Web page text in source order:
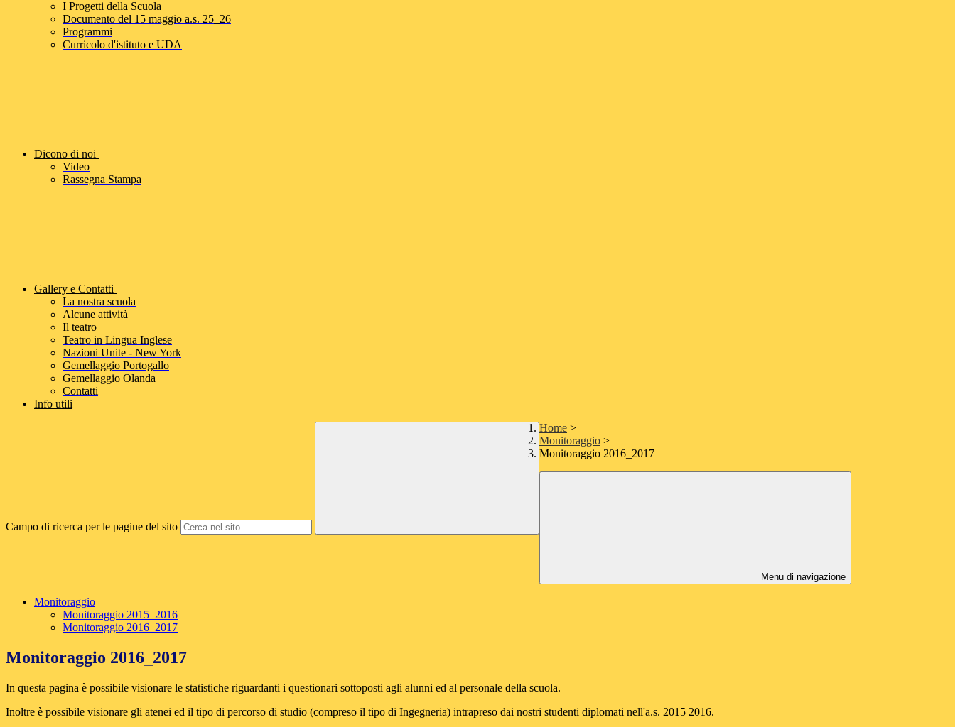
I Progetti della Scuola
Documento del 15 maggio a.s. 25_26
Programmi
Curricolo d'istituto e UDA
Dicono di noi
Video
Rassegna Stampa
Gallery e Contatti
La nostra scuola
Alcune attività
Il teatro
Teatro in Lingua Inglese
Nazioni Unite - New York
Gemellaggio Portogallo
Gemellaggio Olanda
Contatti
Info utili
Campo di ricerca per le pagine del sito
Home >
Monitoraggio >
Monitoraggio 2016_2017
Menu di navigazione
Monitoraggio
Monitoraggio 2015_2016
Monitoraggio 2016_2017
Monitoraggio 2016_2017
In questa pagina è possibile visionare le statistiche riguardanti i questionari sottoposti agli alunni ed al personale della scuola.
Inoltre è possibile visionare gli atenei ed il tipo di percorso di studio (compreso il tipo di Ingegneria) intrapreso dai nostri studenti diplomati nell'a.s. 2015 2016.